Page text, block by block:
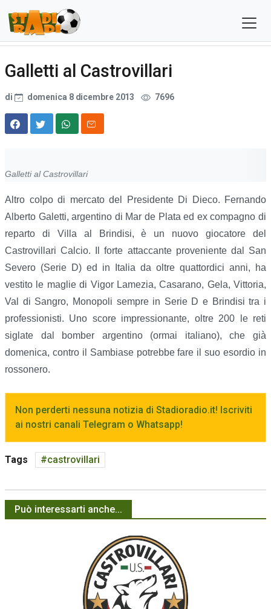
Galletti al Castrovillari
di domenica 8 dicembre 2013 7696
Galletti al Castrovillari
Altro colpo di mercato del Presidente Di Dieco. Fernando
Alberto Galetti, argentino di Mar de Plata ed ex compagno di
reparto di Villa al Brindisi, è un nuovo giocatore del
Castrovillari Calcio. Il forte attaccante proveniente dal San
Severo (Serie D) ed in Italia da oltre quattordici anni, ha
vestito le maglie di Vigor Lamezia, Casarano, Gela, Vittoria,
Val di Sangro, Monopoli sempre in Serie D e Brindisi tra i
professionisti. Uno score impressionante, oltre 200 le reti
siglate dal bomber argentino (ormai italiano), che già
domenica, contro il Sambiase potrebbe fare il suo esordio in
rossonero.
Non perderti nessuna notizia di Stadioradio.it! Iscriviti
ai nostri canali Telegram o Whatsapp!
Tags castrovillari
Può interessarti anche...